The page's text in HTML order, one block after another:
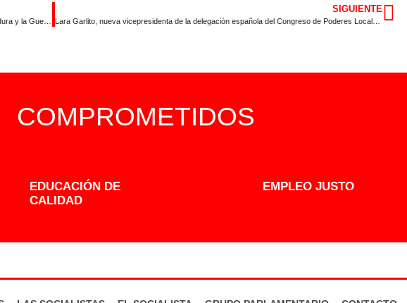
SIGUIENTE
COMPROMETIDOS
EDUCACIÓN DE
CALIDAD
EMPLEO JUSTO